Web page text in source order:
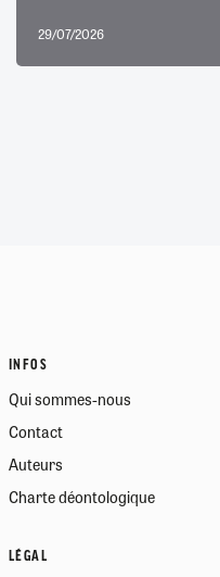
29/07/2026
INFOS
Qui sommes-nous
Contact
Auteurs
Charte déontologique
LÉGAL